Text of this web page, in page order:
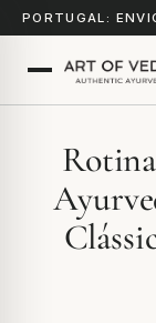
PORTUGAL: